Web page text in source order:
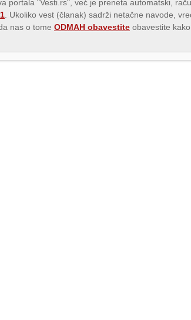
portala "Vesti.rs", već je preneta automatski,
. Ukoliko vest (članak) sadrži netačne navode,
nas o tome ODMAH obavestite obavestite